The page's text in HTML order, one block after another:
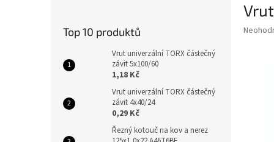
Top 10 produktů
Vrut univerzální TORX částečný
závit 5x100/60
1,18 Kč
Vrut univerzální TORX částečný
závit 4x40/24
0,29 Kč
Řezný kotouč na kov a nerez